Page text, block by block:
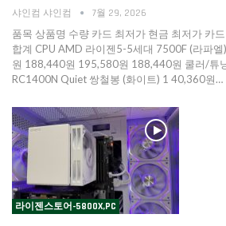
샤인컴 샤인컴 7월 29, 2026
품목 상품명 수량 카드 최저가 현금 최저가 카
합계 CPU AMD 라이젠5-5세대 7500F (라파
원 188,440원 195,580원 188,440원 쿨러/튜
RC1400N Quiet 쌍철봉 (화이트) 1 40,360원…
라이젠스토어-5800X,PC